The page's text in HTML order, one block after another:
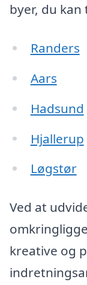
byer, du
Randers
Aars
Hadsund
Hjallerup
Løgstør
Ved at
kreative og